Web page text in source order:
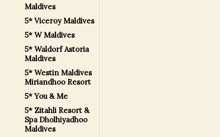
Maldives
5* Viceroy Maldives
5* W Maldives
5* Waldorf Astoria
Maldives
5* Westin Maldives
Miriandhoo Resort
5* You & Me
5* Zitahli Resort &
Spa Dholhiyadhoo
Maldives